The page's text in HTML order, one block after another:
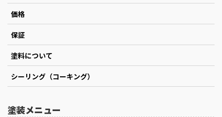
価格
保証
塗料について
シーリング（コーキング）
塗装メニュー